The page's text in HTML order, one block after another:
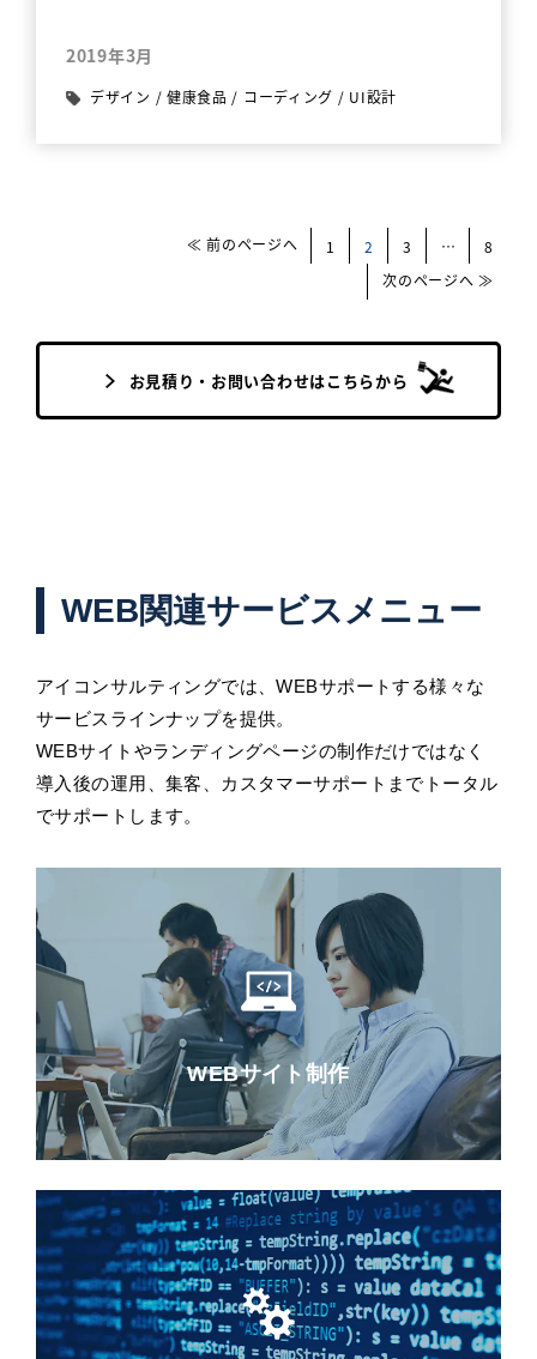
2019年3月
デザイン / 健康食品 / コーディング / UI設計
≪ 前のページへ 1 2 3 …
8
次のページへ ≫
お見積り・お問い合わせはこちらから
WEB関連サービスメニュー
アイコンサルティングでは、WEBサポートする様々な
サービスラインナップを提供。
WEBサイトやランディングページの制作だけではなく
導入後の運用、集客、カスタマーサポートまでトータル
でサポートします。
WEBサイト制作